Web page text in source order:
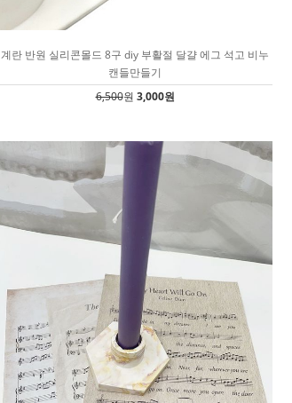
계란 반원 실리콘몰드 8구 diy 부활절 달걀 에그 석고 비누
캔들만들기
6,500원 3,000원